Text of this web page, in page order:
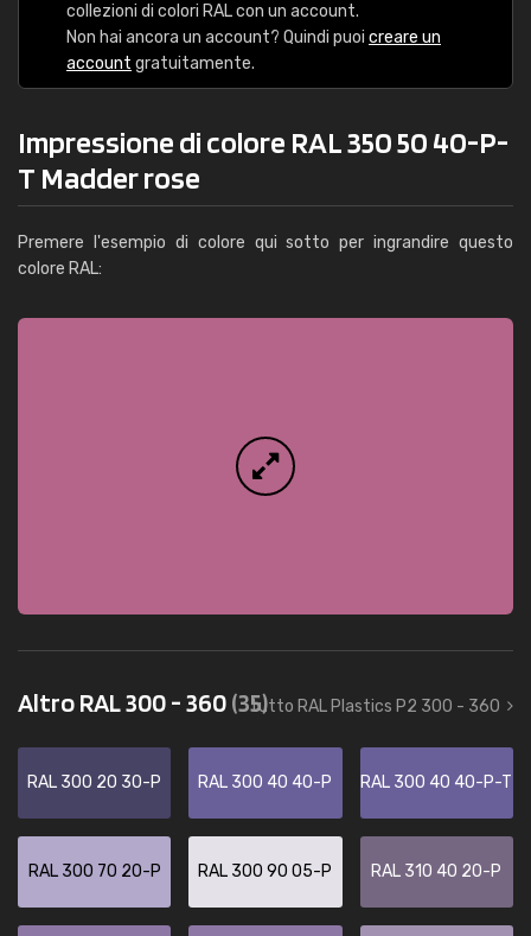
collezioni di colori RAL con un account.
Non hai ancora un account? Quindi puoi creare un
account gratuitamente.
Impressione di colore RAL 350 50 40-P-
T Madder rose
Premere l'esempio di colore qui sotto per ingrandire questo
colore RAL:
Altro RAL 300 - 360(35)tutto RAL Plastics P2 300 - 360
RAL 300 20 30-P RAL 300 40 40-P RAL 300 40 40-P-T
RAL 300 70 20-P RAL 300 90 05-P RAL 310 40 20-P